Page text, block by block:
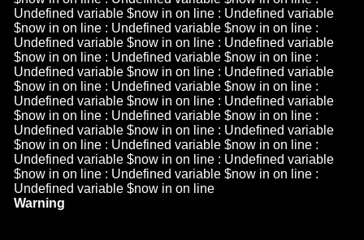
Undefined variable $now inon line : Undefined variable
$now inon line : Undefined variable $now inon line :
Undefined variable $now inon line : Undefined variable
$now inon line : Undefined variable $now inon line :
Undefined variable $now inon line : Undefined variable
$now inon line : Undefined variable $now inon line :
Undefined variable $now inon line : Undefined variable
$now inon line : Undefined variable $now inon line :
Undefined variable $now inon line : Undefined variable
$now inon line : Undefined variable $now inon line :
Undefined variable $now inon line : Undefined variable
$now inon line : Undefined variable $now inon line :
Undefined variable $now inon line
Warning